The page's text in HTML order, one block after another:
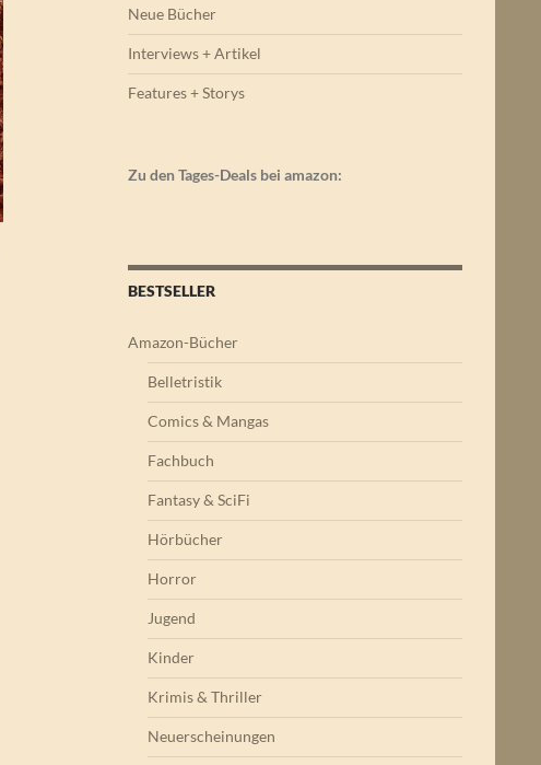
Neue Bücher
Interviews + Artikel
Features + Storys
Zu den Tages-Deals bei amazon:
BESTSELLER
Amazon-Bücher
Belletristik
Comics & Mangas
Fachbuch
Fantasy & SciFi
Hörbücher
Horror
Jugend
Kinder
Krimis & Thriller
Neuerscheinungen